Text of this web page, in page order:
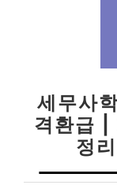
세무사
격환급 |
정